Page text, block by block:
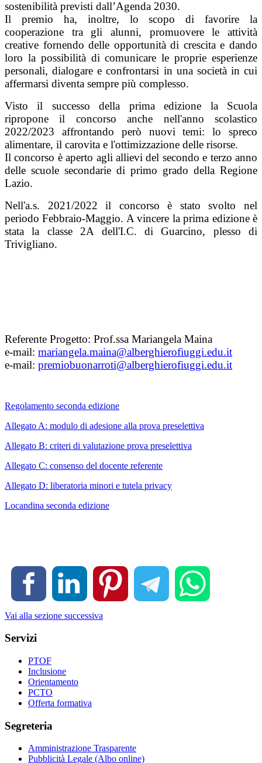
sostenibilità previsti dall’Agenda 2030.
Il premio ha, inoltre, lo scopo di favorire la
cooperazione tra gli alunni, promuovere le attività
creative fornendo delle opportunità di crescita e dando
loro la possibilità di comunicare le proprie esperienze
personali, dialogare e confrontarsi in una società in cui
affermarsi diventa sempre più complesso.
Visto il successo della prima edizione la Scuola
ripropone il concorso anche nell'anno scolastico
2022/2023 affrontando però nuovi temi: lo spreco
alimentare, il carovita e l'ottimizzazione delle risorse.
Il concorso è aperto agli allievi del secondo e terzo anno
delle scuole secondarie di primo grado della Regione
Lazio.
Nell'a.s. 2021/2022 il concorso è stato svolto nel
periodo Febbraio-Maggio. A vincere la prima edizione è
stata la classe 2A dell'I.C. di Guarcino, plesso di
Trivigliano.
Referente Progetto: Prof.ssa Mariangela Maina
e-mail: mariangela.maina@alberghierofiuggi.edu.it
e-mail: premiobuonarroti@alberghierofiuggi.edu.it
Regolamento seconda edizione
Allegato A: modulo di adesione alla prova preselettiva
Allegato B: criteri di valutazione prova preselettiva
Allegato C: consenso del docente referente
Allegato D: liberatoria minori e tutela privacy
Locandina seconda edizione
Vai alla sezione successiva
Servizi
PTOF
Inclusione
Orientamento
PCTO
Offerta formativa
Segreteria
Amministrazione Trasparente
Pubblicità Legale (Albo online)